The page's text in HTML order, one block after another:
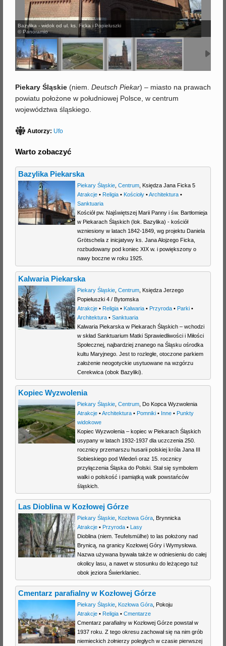
Bazylika - widok od ul. ks. Ficka i Popiełuszki
© Panoramio
Piekary Śląskie (niem. Deutsch Piekar) – miasto na prawach
powiatu położone w południowej Polsce, w centrum
województwa śląskiego.
Autorzy: Ufo
Warto zobaczyć
Bazylika Piekarska
Piekary Śląskie, Centrum, Księdza Jana Ficka 5
Atrakcje• Religia• Kościoły•Architektura•
Sanktuaria
Kościół pw. Najświętszej Marii Panny i św. Bartłomieja
w Piekarach Śląskich (lok. Bazylika) - kościół
wzniesiony w latach 1842-1849, wg projektu Daniela
Grötschela z inicjatywy ks. Jana Alojzego Ficka,
rozbudowany pod koniec XIX w. i powiększony o
nawy boczne w roku 1925.
Kalwaria Piekarska
Piekary Śląskie, Centrum, Księdza Jerzego
Popiełuszki 4/ Bytomska
Atrakcje• Religia• Kalwaria• Przyroda• Parki•
Architektura• Sanktuaria
Kalwaria Piekarska w Piekarach Śląskich – wchodzi
w skład Sanktuarium Matki Sprawiedliwości i Miłości
Społecznej, najbardziej znanego na Śląsku ośrodka
kultu Maryjnego. Jest to rozległe, otoczone parkiem
założenie neogotyckie usytuowane na wzgórzu
Cerekwica (obok Bazyliki).
Kopiec Wyzwolenia
Piekary Śląskie, Centrum, Do Kopca Wyzwolenia
Atrakcje•Architektura• Pomniki• Inne• Punkty
widokowe
Kopiec Wyzwolenia – kopiec w Piekarach Śląskich
usypany w latach 1932-1937 dla uczczenia 250.
rocznicy przemarszu husarii polskiej króla Jana III
Sobieskiego pod Wiedeń oraz 15. rocznicy
przyłączenia Śląska do Polski. Stał się symbolem
walki o polskość i pamiątką walk powstańców
śląskich.
Las Dioblina w Kozłowej Górze
Piekary Śląskie, Kozłowa Góra, Brynnicka
Atrakcje• Przyroda• Lasy
Dioblina (niem. Teufelsmülhe) to las położony nad
Brynicą, na granicy Kozłowej Góry i Wymysłowa.
Nazwa używana bywała także w odniesieniu do całej
okolicy lasu, a nawet w stosunku do leżącego tuż
obok jeziora Świerklaniec.
Cmentarz parafialny w Kozłowej Górze
Piekary Śląskie, Kozłowa Góra, Pokoju
Atrakcje• Religia• Cmentarze
Cmentarz parafialny w Kozłowej Górze powstał w
1937 roku. Z tego okresu zachował się na nim grób
niemieckich żołnierzy poległych w czasie pierwszej